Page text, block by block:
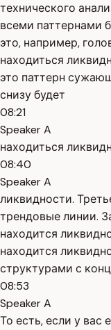
технического
всеми паттернами
это, например,
находиться
это паттерн
снизу будет
08:21
Speaker A
находиться
08:40
Speaker A
ликвидности.
трендовые линии.
находится
находится
структурами с
08:53
Speaker A
То есть, если у вас